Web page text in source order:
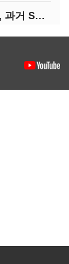
(뉴스리듬)위촉 3일만에 해촉된 나다은, 과거 SNS 글 조명